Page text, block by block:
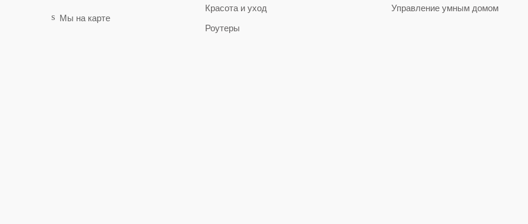
Мы на карте
Красота и уход
Роутеры
Управление умным домом